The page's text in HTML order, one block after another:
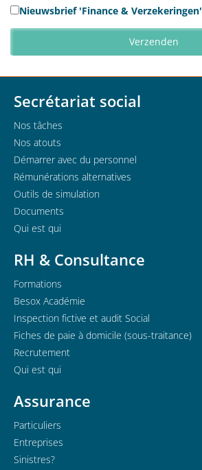
Nieuwsbrief 'Finance & Verzekeringen'
Secrétariat social
Nos tâches
Nos atouts
Démarrer avec du personnel
Rémunérations alternatives
Outils de simulation
Documents
Qui est qui
RH & Consultance
Formations
Besox Académie
Inspection fictive et audit Social
Fiches de paie à domicile (sous-traitance)
Recrutement
Qui est qui
Assurance
Particuliers
Entreprises
Sinistres?